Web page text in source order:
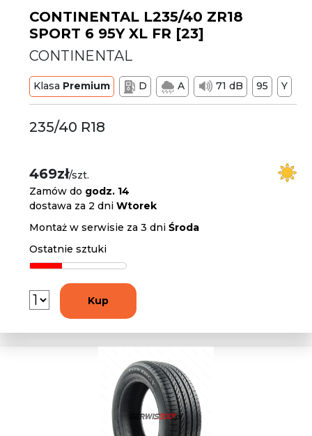
CONTINENTAL L235/40 ZR18
SPORT 6 95Y XL FR [23]
CONTINENTAL
Klasa Premium D A 71 dB 95 Y
235/40 R18
469zł/szt.
Zamów do godz. 14
dostawa za 2 dniWtorek
Montaż w serwisie za 3 dniŚroda
Ostatnie sztuki
Kup